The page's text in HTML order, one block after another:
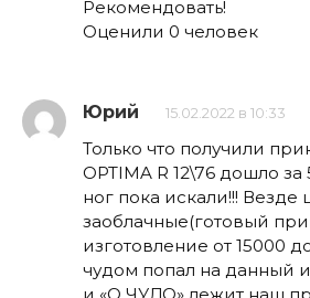
Рекомендовать!
Оценили 0 человек
Юрий 15.02.2022 в 10:33
Только что получили
OPTIMA R 12\76 дошло
ног пока искали!!! Везде
заоблачные(готовый
изготовление от 15000
чудом попал на данный